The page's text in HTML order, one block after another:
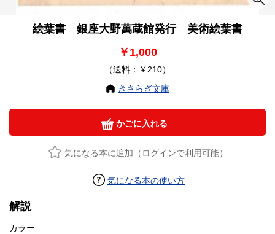
絵葉書 銀座大野萬蔵館発行 美術絵葉書
￥1,000
（送料：￥210）
きさらぎ文庫
かごに入れる
気になる本に追加（ログインで利用可能）
気になる本の使い方
解説
カラー